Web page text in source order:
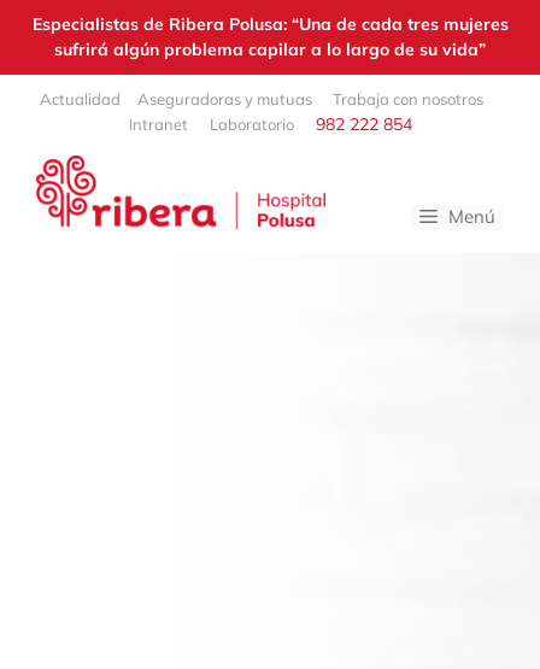
Especialistas de Ribera Polusa: “Una de cada tres mujeres
sufrirá algún problema capilar a lo largo de su vida”
Menú
Actualidad Aseguradoras y mutuas
Trabaja con nosotros
Intranet
Laboratorio 982 222 854